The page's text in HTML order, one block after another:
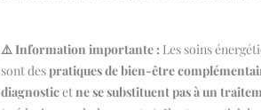
⚠️ Information importante : Les soins
sont des pratiques de bien-être
diagnosticetne se substituent pas à un